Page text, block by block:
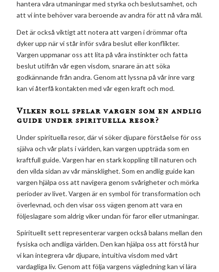
hantera våra utmaningar med styrka och beslutsamhet, och
att vi inte behöver vara beroende av andra för att nå våra mål.
Det är också viktigt att notera att vargen i drömmar ofta
dyker upp när vi står inför svåra beslut eller konflikter.
Vargen uppmanar oss att lita på våra instinkter och fatta
beslut utifrån vår egen visdom, snarare än att söka
godkännande från andra. Genom att lyssna på vår inre varg
kan vi återfå kontakten med vår egen kraft och mod.
Vilken roll spelar vargen som en andlig
guide under spirituella resor?
Under spirituella resor, där vi söker djupare förståelse för oss
själva och vår plats i världen, kan vargen uppträda som en
kraftfull guide. Vargen har en stark koppling till naturen och
den vilda sidan av vår mänsklighet. Som en andlig guide kan
vargen hjälpa oss att navigera genom svårigheter och mörka
perioder av livet. Vargen är en symbol för transformation och
överlevnad, och den visar oss vägen genom att vara en
följeslagare som aldrig viker undan för faror eller utmaningar.
Spirituellt sett representerar vargen också balans mellan den
fysiska och andliga världen. Den kan hjälpa oss att förstå hur
vi kan integrera vår djupare, intuitiva visdom med vårt
vardagliga liv. Genom att följa vargens vägledning kan vi lära